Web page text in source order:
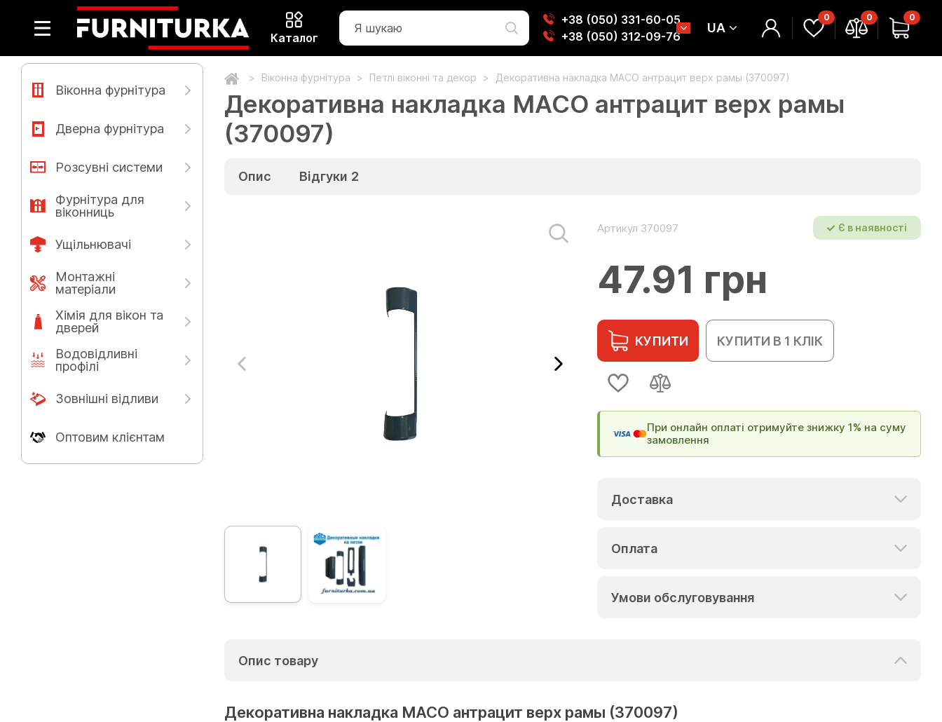
Каталог
+38 (050) 331-60-05
+38 (050) 312-09-76
UA
0 0 0
Віконна фурнітура
Дверна фурнітура
Розсувні системи
Фурнітура для
віконниць
Ущільнювачі
Монтажні
матеріали
Хімія для вікон та
дверей
Водовідливні
профілі
Зовнішні відливи
Оптовим клієнтам
Віконна фурнітура Петлі віконні та декор Декоративна накладка MACO антрацит верх рамы (370097)
Декоративна накладка MACO антрацит верх рамы
(370097)
Опис Відгуки 2
Артикул 370097 Є в наявності
47.91 грн
КУПИТИ КУПИТИ В 1 КЛІК
При онлайн оплаті отримуйте знижку 1% на суму
замовлення
Доставка
Оплата
Умови обслуговування
Опис товару
Декоративна накладка MACO антрацит верх рамы (370097)